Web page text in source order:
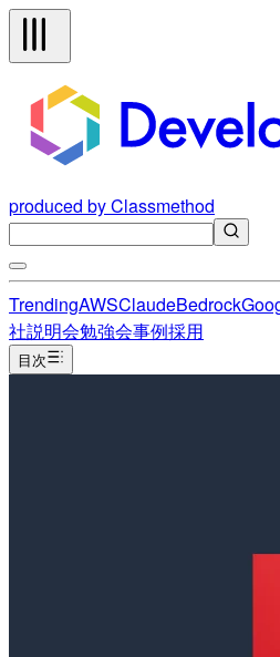
produced by Classmethod
TrendingAWSClaudeBedrock
社説明会勉強会事例採用
目次